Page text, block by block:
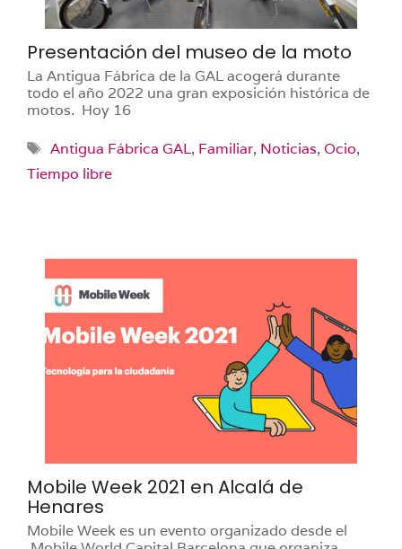
Presentación del museo de la moto
La Antigua Fábrica de la GAL acogerá durante
todo el año 2022 una gran exposición histórica de
motos. Hoy 16
Etiquetas
Antigua Fábrica GAL, Familiar, Noticias, Ocio,
Tiempo libre
Mobile Week 2021 en Alcalá de
Henares
Mobile Week es un evento organizado desde el